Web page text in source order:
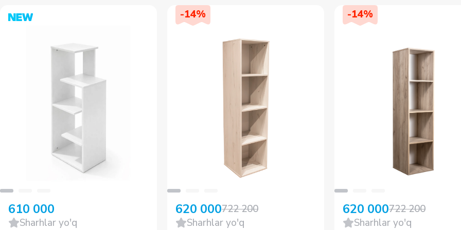
610 000
Sharhlar yo'q
-14%
620 000722 200
Sharhlar yo'q
-14%
620 000722 200
Sharhlar yo'q